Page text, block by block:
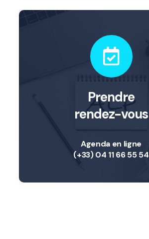
Prendre
rendez-vous
Agenda en ligne
(+33) 04 11 66 55 54